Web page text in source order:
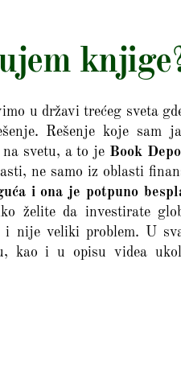
u državi trećeg sveta
Rešenje koje sam
svetu, a to je
Book
ne samo iz oblasti
i ona je potpuno
želite da investirate
i nije veliki problem. U
kao i u opisu videa